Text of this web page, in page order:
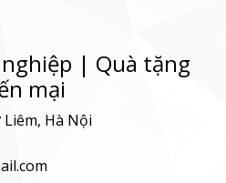
| Quà tặng
mại
Hà Nội